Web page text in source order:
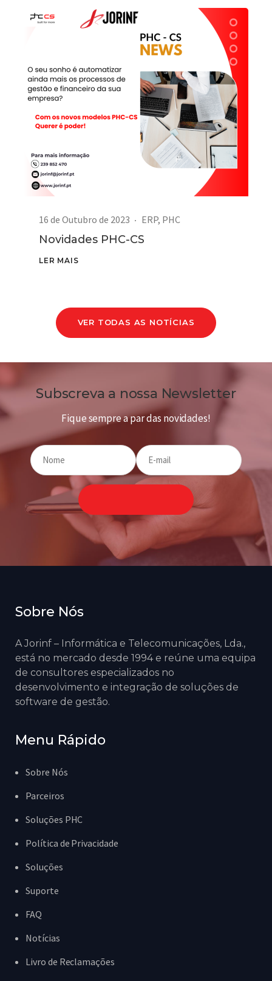
16 de Outubro de 2023 ERP, PHC
Novidades PHC-CS
LER MAIS
VER TODAS AS NOTÍCIAS
Subscreva a nossa Newsletter
Fique sempre a par das novidades!
Sobre Nós
A Jorinf – Informática e Telecomunicações, Lda.,
está no mercado desde 1994 e reúne uma equipa
de consultores especializados no
desenvolvimento e integração de soluções de
software de gestão.
Menu Rápido
Sobre Nós
Parceiros
Soluções PHC
Política de Privacidade
Soluções
Suporte
FAQ
Notícias
Livro de Reclamações